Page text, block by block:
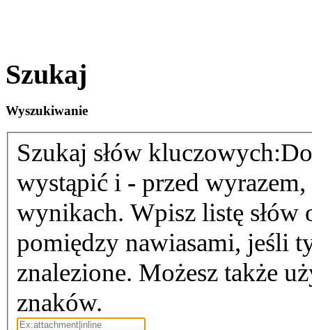
Szukaj
Wyszukiwanie
Szukaj słów kluczowych:
wystąpić i - przed
wynikach. Wpisz listę
pomiędzy nawiasami, jeśli
znalezione. Możesz także
znaków.